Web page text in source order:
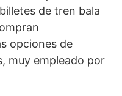
de tren bala
opciones de
muy empleado por